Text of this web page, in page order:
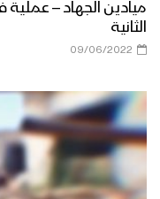
ميادين الجهاد – عملية
الثانية